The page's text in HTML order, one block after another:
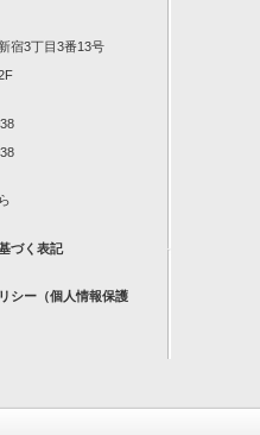
宿3丁目3番13号
づく表記
シー（個人情報保護